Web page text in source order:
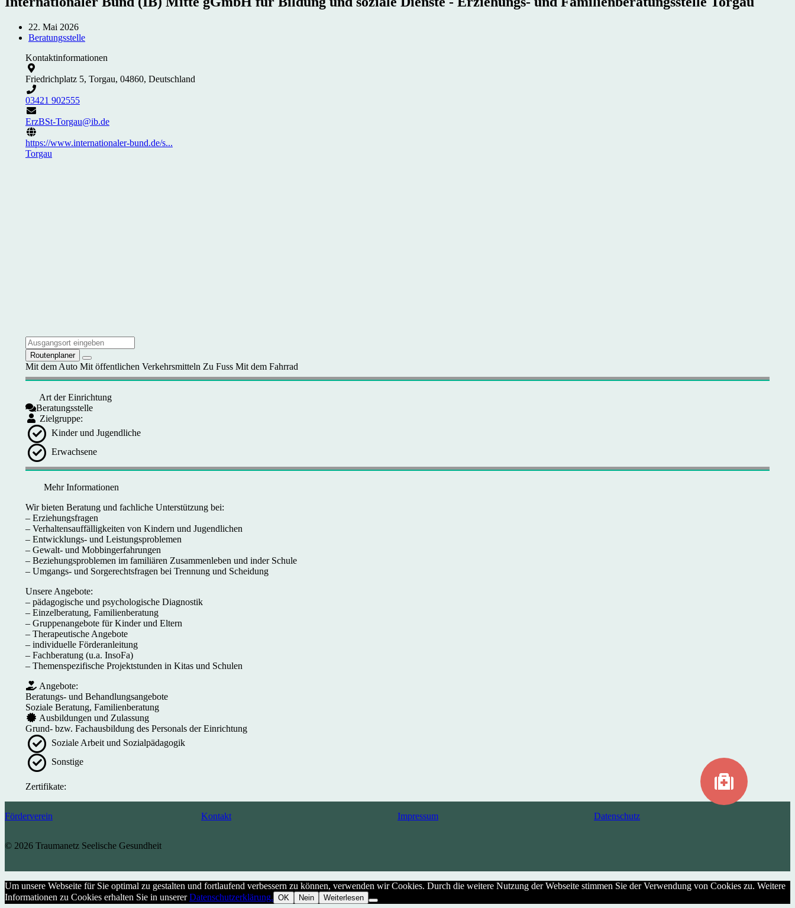
22. Mai 2026
Beratungsstelle
Kontaktinformationen
Friedrichplatz 5, Torgau, 04860, Deutschland
03421 902555
ErzBSt-Torgau@ib.de
https://www.internationaler-bund.de/s...
Torgau
Routenplaner
Mit dem Auto Mit öffentlichen Verkehrsmitteln Zu Fuss Mit dem Fahrrad
Art der Einrichtung
Beratungsstelle
Zielgruppe:
Kinder und Jugendliche
Erwachsene
Mehr Informationen
Wir bieten Beratung und fachliche Unterstützung bei:
– Erziehungsfragen
– Verhaltensauffälligkeiten von Kindern und Jugendlichen
– Entwicklungs- und Leistungsproblemen
– Gewalt- und Mobbingerfahrungen
– Beziehungsproblemen im familiären Zusammenleben und inder Schule
– Umgangs- und Sorgerechtsfragen bei Trennung und Scheidung
Unsere Angebote:
– pädagogische und psychologische Diagnostik
– Einzelberatung, Familienberatung
– Gruppenangebote für Kinder und Eltern
– Therapeutische Angebote
– individuelle Förderanleitung
– Fachberatung (u.a. InsoFa)
– Themenspezifische Projektstunden in Kitas und Schulen
Angebote:
Beratungs- und Behandlungsangebote
Soziale Beratung, Familienberatung
Ausbildungen und Zulassung
Grund- bzw. Fachausbildung des Personals der Einrichtung
Soziale Arbeit und Sozialpädagogik
Sonstige
Zertifikate:
Förderverein Kontakt Impressum Datenschutz
© 2026 Traumanetz Seelische Gesundheit
Um unsere Webseite für Sie optimal zu gestalten und fortlaufend verbessern zu können, verwenden wir Cookies. Durch die weitere Nutzung der Webseite stimmen Sie der Verwendung von Cookies zu. Weitere
Informationen zu Cookies erhalten Sie in unsererDatenschutzerklärung. OK Nein Weiterlesen